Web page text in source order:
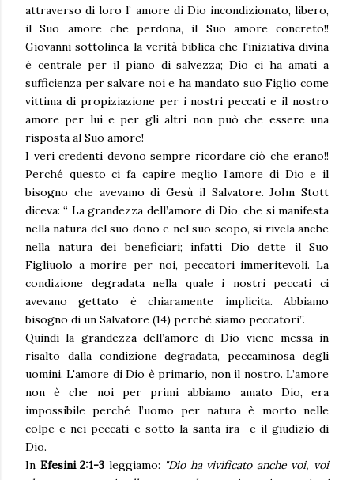
attraverso di loro l’ amore di Dio incondizionato, libero,
il Suo amore che perdona, il Suo amore concreto!!
Giovanni sottolinea la verità biblica che l'iniziativa divina
è centrale per il piano di salvezza; Dio ci ha amati a
sufficienza per salvare noi e ha mandato suo Figlio come
vittima di propiziazione per i nostri peccati e il nostro
amore per lui e per gli altri non può che essere una
risposta al Suo amore!
I veri credenti devono sempre ricordare ciò che erano!!
Perché questo ci fa capire meglio l’amore di Dio e il
bisogno che avevamo di Gesù il Salvatore. John Stott
diceva: “ La grandezza dell’amore di Dio, che si manifesta
nella natura del suo dono e nel suo scopo, si rivela anche
nella natura dei beneficiari; infatti Dio dette il Suo
Figliuolo a morire per noi, peccatori immeritevoli. La
condizione degradata nella quale i nostri peccati ci
avevano gettato è chiaramente implicita. Abbiamo
bisogno di un Salvatore (14) perché siamo peccatori”.
Quindi la grandezza dell’amore di Dio viene messa in
risalto dalla condizione degradata, peccaminosa degli
uomini. L'amore di Dio è primario, non il nostro. L’amore
non è che noi per primi abbiamo amato Dio, era
impossibile perché l’uomo per natura è morto nelle
colpe e nei peccati e sotto la santa ira e il giudizio di
Dio.
In Efesini 2:1-3 leggiamo: "Dio ha vivificato anche voi, voi